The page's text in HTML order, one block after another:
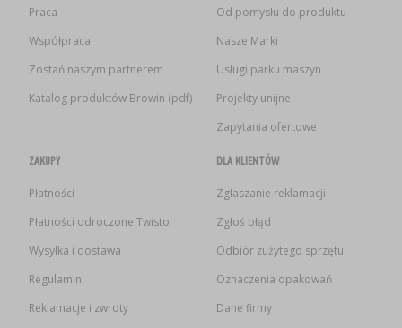
Praca
Współpraca
Zostań naszym partnerem
Katalog produktów Browin (pdf)
Od pomysłu do produktu
Nasze Marki
Usługi parku maszyn
Projekty unijne
Zapytania ofertowe
ZAKUPY
Płatności
Płatności odroczone Twisto
Wysyłka i dostawa
Regulamin
Reklamacje i zwroty
DLA KLIENTÓW
Zgłaszanie reklamacji
Zgłoś błąd
Odbiór zużytego sprzętu
Oznaczenia opakowań
Dane firmy